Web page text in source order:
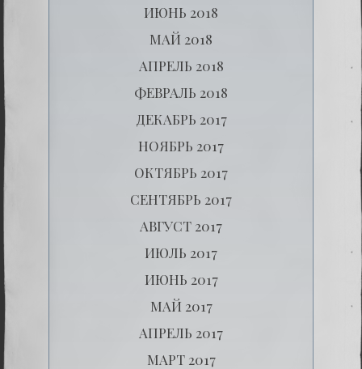
ИЮНЬ 2018
МАЙ 2018
АПРЕЛЬ 2018
ФЕВРАЛЬ 2018
ДЕКАБРЬ 2017
НОЯБРЬ 2017
ОКТЯБРЬ 2017
СЕНТЯБРЬ 2017
АВГУСТ 2017
ИЮЛЬ 2017
ИЮНЬ 2017
МАЙ 2017
АПРЕЛЬ 2017
МАРТ 2017